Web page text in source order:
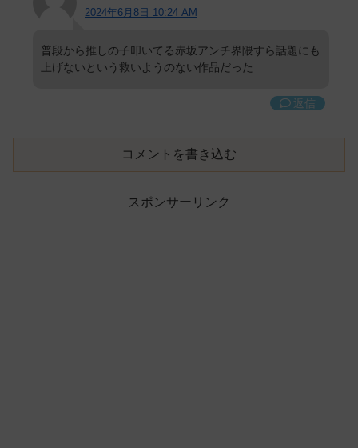
2024年6月8日 10:24 AM
普段から推しの子叩いてる赤坂アンチ界隈すら話題にも
上げないという救いようのない作品だった
返信
コメントを書き込む
スポンサーリンク